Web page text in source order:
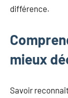
différence.
mieux
Savoir